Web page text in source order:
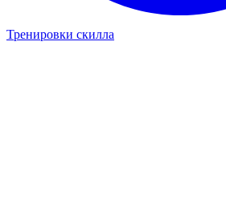
Тренировки скилла